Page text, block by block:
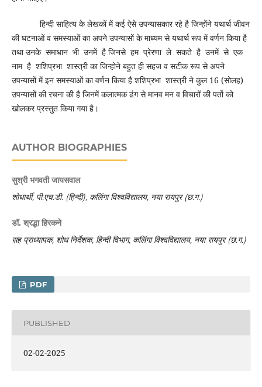
हिन्दी साहित्य के लेखकों में कई ऐसे उपन्यासकार रहे है जिन्होंने यथार्थ जीवन
की घटनाओं व समस्याओं का अपने उपन्यासों के माध्यम से यथार्थ रूप में वर्णन किया है
तथा उनके समाधान भी उनमें है जिनसे हम प्रेरणा ले सकते है उनमें से एक
नाम है शशिप्रभा शास्त्री का जिन्होने बहुत ही सहज व सटीक रूप से अपने
उपन्यासों में इन समस्याओं का वर्णन किया है शशिप्रभा शास्त्री ने कुल 16 (सोलह)
उपन्यासों की रचना की है जिनमें कलात्मक ढंग से मानव मन व विचारों की पर्तो को
खोलकर प्रस्तुत किया गया है।
AUTHOR BIOGRAPHIES
सुश्री भगवती जायसवाल
शोधार्थी, पी.एच.डी. (हिन्दी), कलिंगा विश्वविद्यालय, नया रायपुर (छ.ग.)
डॉ. श्रद्धा हिरकने
सह प्राध्यापक, शोध निर्देशक, हिन्दी विभाग, कलिंगा विश्वविद्यालय, नया रायपुर (छ.ग.)
PDF
PUBLISHED
02-02-2025